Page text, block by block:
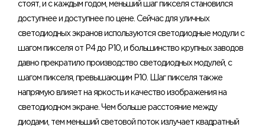
стоят, и с каждым годом, меньший шаг пикселя становился
доступнее и доступнее по цене. Сейчас для уличных
светодиодных экранов используются светодиодные модули с
шагом пикселя от Р4 до Р10, и большинство крупных заводов
давно прекратило производство светодиодных модулей, с
шагом пикселя, превышающим Р10. Шаг пикселя также
напрямую влияет на яркость и качество изображения на
светодиодном экране. Чем больше расстояние между
диодами, тем меньший световой поток излучает квадратный